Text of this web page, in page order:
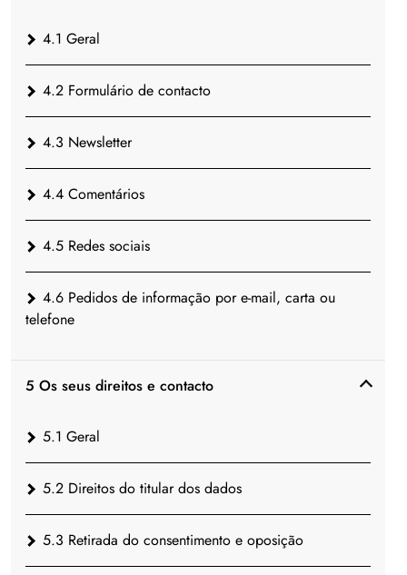
4.1 Geral
4.2 Formulário de contacto
4.3 Newsletter
4.4 Comentários
4.5 Redes sociais
4.6 Pedidos de informação por e-mail, carta ou
telefone
5 Os seus direitos e contacto
5.1 Geral
5.2 Direitos do titular dos dados
5.3 Retirada do consentimento e oposição